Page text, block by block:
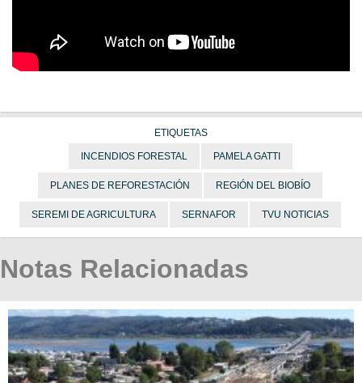
ETIQUETAS
INCENDIOS FORESTAL PAMELA GATTI
PLANES DE REFORESTACIÓN REGIÓN DEL BIOBÍO
SEREMI DE AGRICULTURA SERNAFOR TVU NOTICIAS
Notas Relacionadas